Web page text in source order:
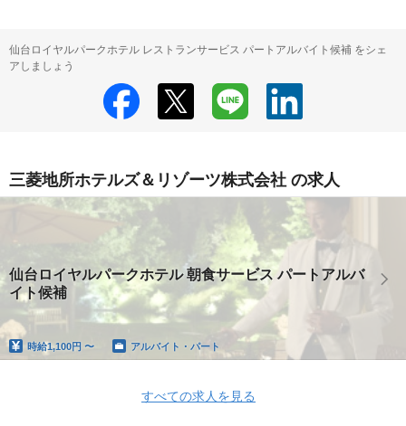
仙台ロイヤルパークホテル レストランサービス パートアルバイト候補 をシェ
アしましょう
三菱地所ホテルズ＆リゾーツ株式会社 の求人
仙台ロイヤルパークホテル 朝食サービス パートアルバ
イト候補
時給1,100円 〜 アルバイト・パート
すべての求人を見る